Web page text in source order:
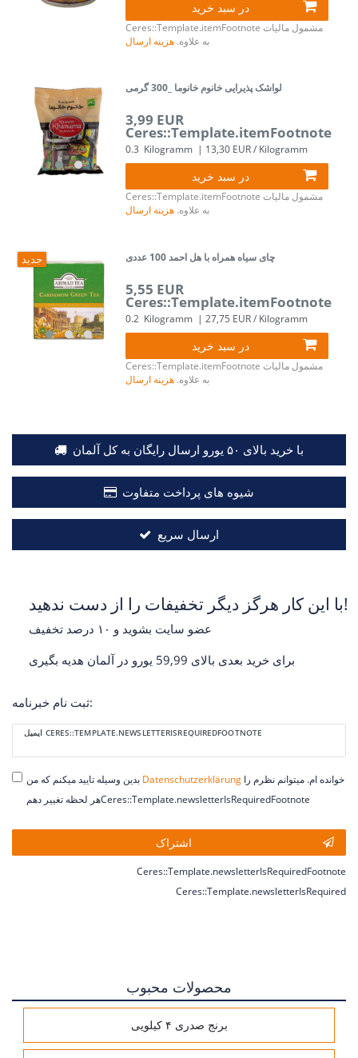
در سبد خرید
Ceres::Template.itemFootnote مشمول مالیات
به علاوه. هزینه ارسال
لواشک پذیرایی خانوم خانوما _300 گرمی
3,99 EUR
Ceres::Template.itemFootnote
0.3 Kilogramm | 13,30 EUR / Kilogramm
در سبد خرید
Ceres::Template.itemFootnote مشمول مالیات
به علاوه. هزینه ارسال
جدید چای سیاه همراه با هل احمد 100 عددی
5,55 EUR
Ceres::Template.itemFootnote
0.2 Kilogramm | 27,75 EUR / Kilogramm
در سبد خرید
Ceres::Template.itemFootnote مشمول مالیات
به علاوه. هزینه ارسال
با خرید بالای ۵۰ یورو ارسال رایگان به کل آلمان
شیوه های پرداخت متفاوت
ارسال سریع
با این کار هرگز دیگر تخفیفات را از دست ندهید!
برای خرید بعدی بالای 59,99 یورو در آلمان هدیه بگیری
ثبت نام خبرنامه:
ایمیل CERES::TEMPLATE.NEWSLETTERISREQUIREDFOOTNOTE
Ceres::Template.newsletterHoneypotLabel
بدین وسیله تایید میکنم که من Daten­schutz­erklärungخوانده ام. میتوانم نظرم را
هر لحظه تغییر دهمCeres::Template.newsletterIsRequiredFootnote
اشتراک
Ceres::Template.newsletterIsRequiredFootnote
Ceres::Template.newsletterIsRequired
محصولات محبوب
برنج صدری ۴ کیلویی